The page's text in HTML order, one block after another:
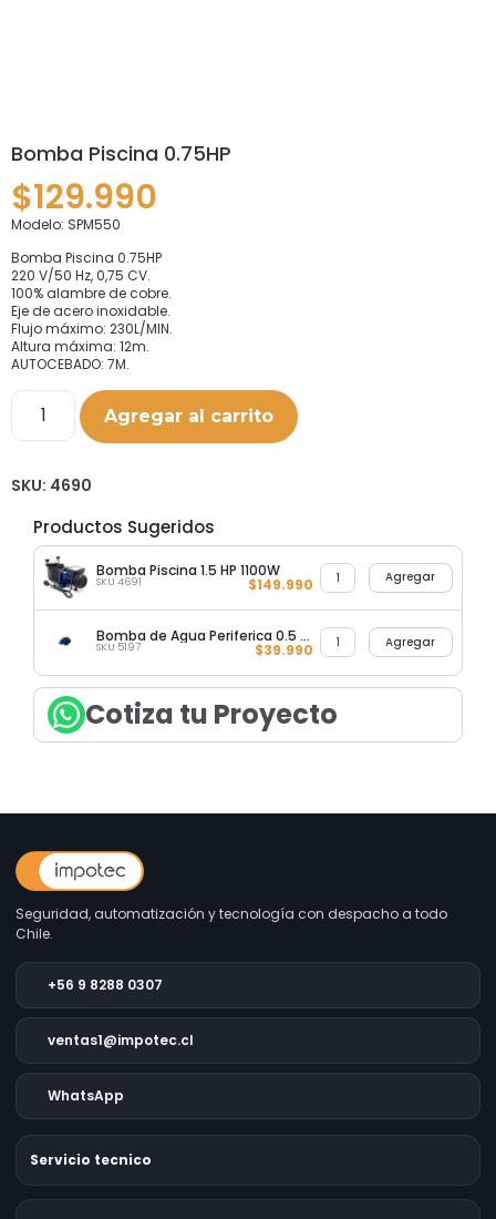
Bomba Piscina 0.75HP
$129.990
Modelo: SPM550
Bomba Piscina 0.75HP
220 V/50 Hz, 0,75 CV.
100% alambre de cobre.
Eje de acero inoxidable.
Flujo máximo: 230L/MIN.
Altura máxima: 12m.
AUTOCEBADO: 7M.
Agregar al carrito
SKU: 4690
Productos Sugeridos
Bomba Piscina 1.5 HP 1100W
SKU 4691 $149.990 Agregar
Bomba de Agua Periferica 0.5 HP 1 X1 Marca Ultrasmart Modelo QB60
SKU 5197 $39.990 Agregar
Cotiza tu Proyecto
Seguridad, automatización y tecnología con despacho a todo
Chile.
+56 9 8288 0307
ventas1@impotec.cl
WhatsApp
Servicio tecnico